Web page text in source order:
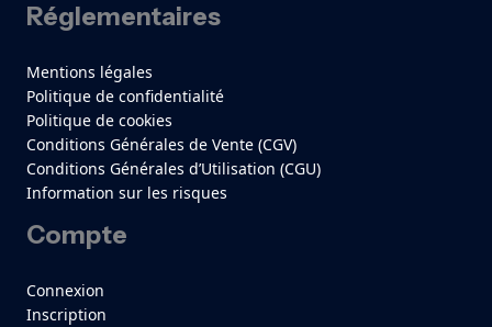
Réglementaires
Mentions légales
Politique de confidentialité
Politique de cookies
Conditions Générales de Vente (CGV)
Conditions Générales d’Utilisation (CGU)
Information sur les risques
Compte
Connexion
Inscription